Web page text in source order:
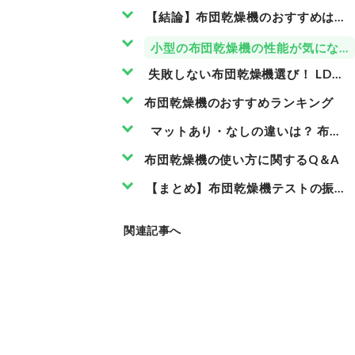
【結論】布団乾燥機のおすすめは
小型の布団乾燥機の性能が気になる
失敗しない布団乾燥機選び！ LDK
布団乾燥機のおすすめランキング
マットあり・なしの違いは？ 布団
布団乾燥機の使い方に関するQ＆A
【まとめ】布団乾燥機テストの振り
関連記事へ